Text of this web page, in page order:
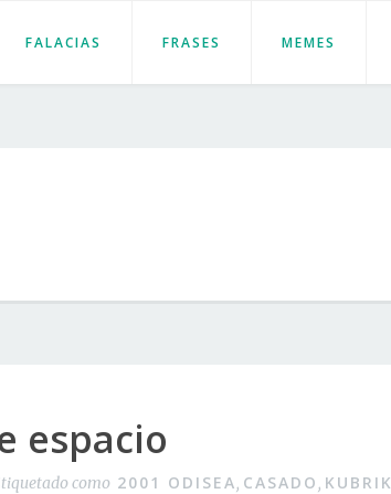
FALACIAS FRASES MEMES
espacio
como 2001 ODISEA, CASADO, KUBRIK